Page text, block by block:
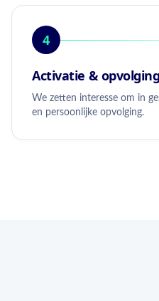
4
Activatie & opvolging
We zetten interesse om in
en persoonlijke opvolging.